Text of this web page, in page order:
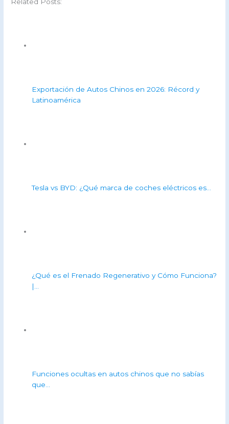
Related Posts:
Exportación de Autos Chinos en 2026: Récord y
Latinoamérica
Tesla vs BYD: ¿Qué marca de coches eléctricos es…
¿Qué es el Frenado Regenerativo y Cómo Funciona?
|…
Funciones ocultas en autos chinos que no sabías
que…